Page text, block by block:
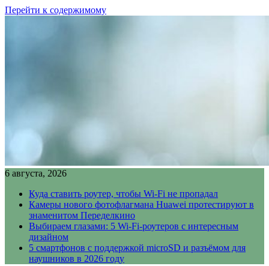
Перейти к содержимому
6 августа, 2026
Куда ставить роутер, чтобы Wi-Fi не пропадал
Камеры нового фотофлагмана Huawei протестируют в
знаменитом Переделкино
Выбираем глазами: 5 Wi-Fi-роутеров с интересным
дизайном
5 смартфонов с поддержкой microSD и разъёмом для
наушников в 2026 году